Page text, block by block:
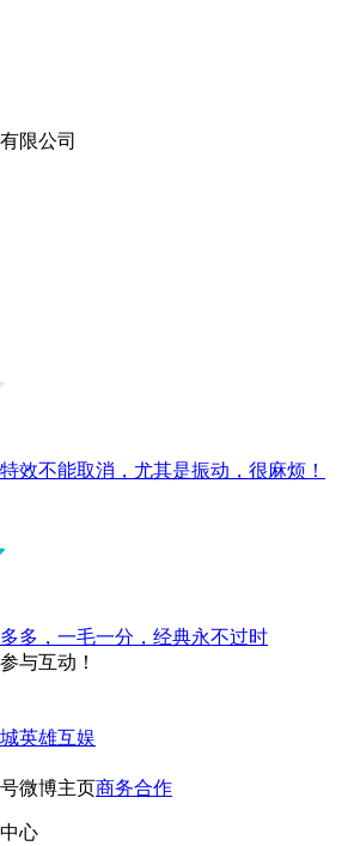
限公司
效不能取消，尤其是振动，很麻烦！
多，一毛一分，经典永不过时
与互动！
英雄互娱
微博主页商务合作
心